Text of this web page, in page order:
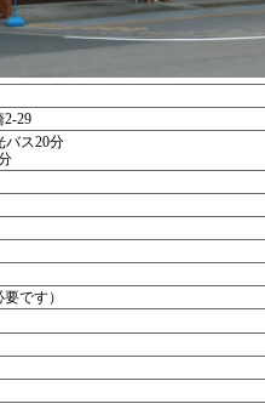
29
バス20分
です）